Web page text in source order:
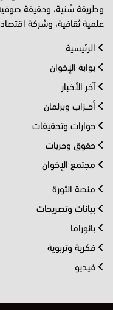
وطريقة سُنية، وحقيقة
علمية ثقافية، وشركة
الرئيسية
بوابة الإخوان
آخر الأخبار
أحــزاب وبرلمان
حوارات وتحقيقات
حقوق وحريات
مجتمع الإخوان
منصة الثورة
بيانات وتصريحات
بانوراما
فكرية وتربوية
فيديو